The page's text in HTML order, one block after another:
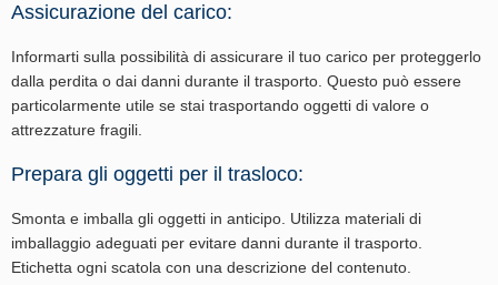
Assicurazione del carico:
Informarti sulla possibilità di assicurare il tuo carico per proteggerlo
dalla perdita o dai danni durante il trasporto. Questo può essere
particolarmente utile se stai trasportando oggetti di valore o
attrezzature fragili.
Prepara gli oggetti per il trasloco:
Smonta e imballa gli oggetti in anticipo. Utilizza materiali di
imballaggio adeguati per evitare danni durante il trasporto.
Etichetta ogni scatola con una descrizione del contenuto.